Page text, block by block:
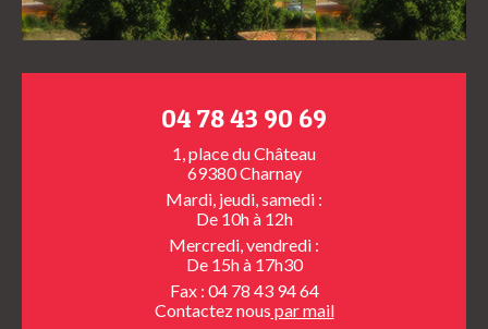
04 78 43 90 69
1, place du Château
69380 Charnay
Mardi, jeudi, samedi :
De 10h à 12h
Mercredi, vendredi :
De 15h à 17h30
Fax : 04 78 43 94 64
Contactez nous par mail